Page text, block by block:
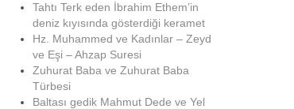
Tahtı Terk eden İbrahim Ethem’in
deniz kıyısında gösterdiği keramet
Hz. Muhammed ve Kadınlar – Zeyd
ve Eşi – Ahzap Suresi
Zuhurat Baba ve Zuhurat Baba
Türbesi
Baltası gedik Mahmut Dede ve Yel